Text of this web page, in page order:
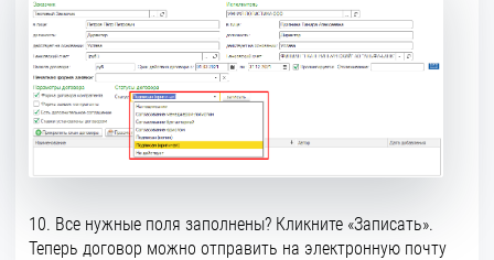
10. Все нужные поля заполнены? Кликните «Записать».
Теперь договор можно отправить на электронную почту